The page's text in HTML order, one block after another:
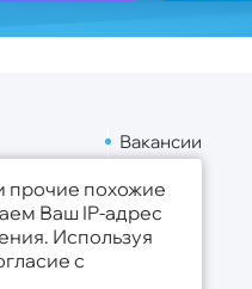
Вакансии
Доставка
прочие похожие
Ваш IP-адрес
Используя
с